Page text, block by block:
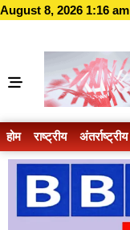
August 8, 2026 1:16 am
होम राष्ट्रीय अंतर्राष्ट्रीय